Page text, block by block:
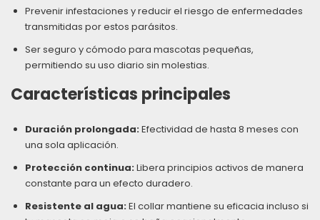
Prevenir infestaciones y reducir el riesgo de enfermedades
transmitidas por estos parásitos.
Ser seguro y cómodo para mascotas pequeñas,
permitiendo su uso diario sin molestias.
Características principales
Duración prolongada:Efectividad de hasta 8 meses con
una sola aplicación.
Protección continua:Libera principios activos de manera
constante para un efecto duradero.
Resistente al agua:El collar mantiene su eficacia incluso si